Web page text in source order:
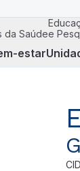
da Saúdee
estar
CID